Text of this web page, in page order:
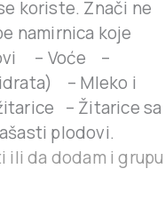
koriste. Znači ne
namirnica koje
– Voće –
– Mleko i
– Žitarice sa
plodovi.
ili da dodam i grupu